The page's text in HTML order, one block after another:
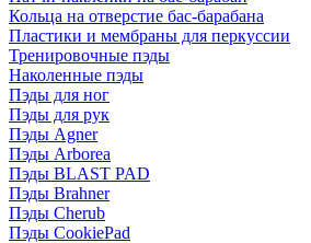
Кольца на отверстие бас-барабана
Пластики и мембраны для перкуссии
Тренировочные пэды
Наколенные пэды
Пэды для ног
Пэды для рук
Пэды Agner
Пэды Arborea
Пэды BLAST PAD
Пэды Brahner
Пэды Cherub
Пэды CookiePad